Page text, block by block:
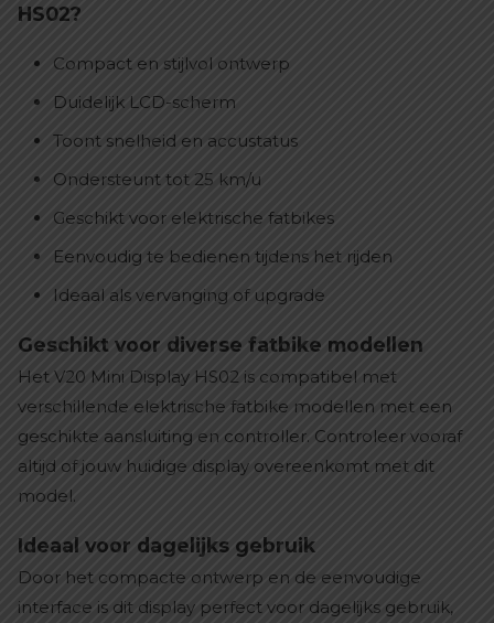
HS02?
Compact en stijlvol ontwerp
Duidelijk LCD-scherm
Toont snelheid en accustatus
Ondersteunt tot 25 km/u
Geschikt voor elektrische fatbikes
Eenvoudig te bedienen tijdens het rijden
Ideaal als vervanging of upgrade
Geschikt voor diverse fatbike modellen
Het V20 Mini Display HS02 is compatibel met
verschillende elektrische fatbike modellen met een
geschikte aansluiting en controller. Controleer vooraf
altijd of jouw huidige display overeenkomt met dit
model.
Ideaal voor dagelijks gebruik
Door het compacte ontwerp en de eenvoudige
interface is dit display perfect voor dagelijks gebruik,